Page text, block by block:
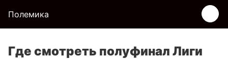
Полемика
Где смотреть полуфинал Лиги